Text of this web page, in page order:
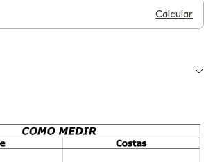
Calcular